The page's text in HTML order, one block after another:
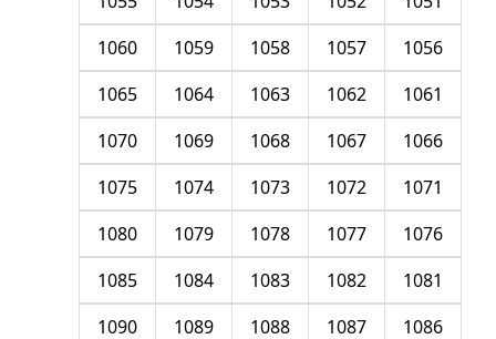
1056
1057
1058
1059
1060
1061
1062
1063
1064
1065
1066
1067
1068
1069
1070
1071
1072
1073
1074
1075
1076
1077
1078
1079
1080
1081
1082
1083
1084
1085
1086
1087
1088
1089
1090